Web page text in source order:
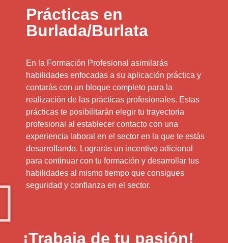
Prácticas en
Burlada/Burlata
En la Formación Profesional asimilarás
habilidades enfocadas a su aplicación práctica y
contarás con un bloque completo para la
realización de las prácticas profesionales. Estas
prácticas te posibilitarán elegir tu trayectoria
profesional al establecer contacto con una
experiencia laboral en el sector en la que te estás
desarrollando. Lograrás un incentivo adicional
para continuar con tu formación y desarrollar tus
habilidades al mismo tiempo que consigues
seguridad y confianza en el sector.
¡Trabaja de tu pasión!